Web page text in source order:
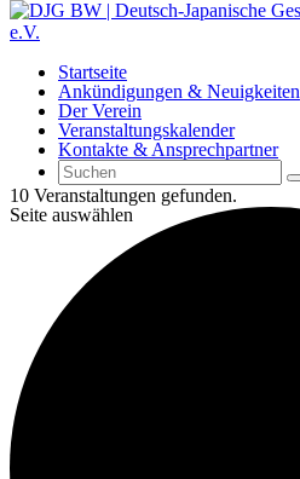
Startseite
Ankündigungen & Neuigkeiten
Der Verein
Veranstaltungskalender
Kontakte & Ansprechpartner
Seite auswählen
10 Veranstaltungen gefunden.